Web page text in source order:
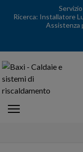
Ricerca: Installatore
Assistenza